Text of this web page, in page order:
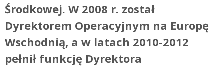
Środkowej. W 2008 r. został
Dyrektorem Operacyjnym na Europę
Wschodnią, a w latach 2010-2012
pełnił funkcję Dyrektora